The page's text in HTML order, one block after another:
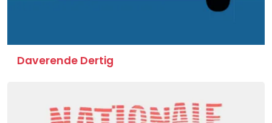
Daverende Dertig